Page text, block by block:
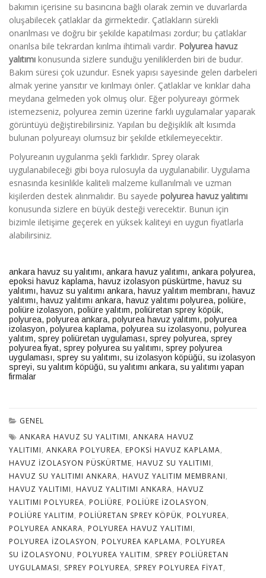
bakımın içerisine su basıncına bağlı olarak zemin ve duvarlarda
oluşabilecek çatlaklar da girmektedir. Çatlakların sürekli
onarılması ve doğru bir şekilde kapatılması zordur; bu çatlaklar
onarılsa bile tekrardan kırılma ihtimali vardır. Polyurea havuz
yalıtımı konusunda sizlere sunduğu yeniliklerden biri de budur.
Bakım süresi çok uzundur. Esnek yapısı sayesinde gelen darbeleri
almak yerine yansıtır ve kırılmayı önler. Çatlaklar ve kırıklar daha
meydana gelmeden yok olmuş olur. Eğer polyureayı görmek
istemezseniz, polyurea zemin üzerine farklı uygulamalar yaparak
görüntüyü değiştirebilirsiniz. Yapılan bu değişiklik alt kısımda
bulunan polyureayı olumsuz bir şekilde etkilemeyecektir.
Polyureanın uygulanma şekli farklıdır. Sprey olarak
uygulanabileceği gibi boya rulosuyla da uygulanabilir. Uygulama
esnasında kesinlikle kaliteli malzeme kullanılmalı ve uzman
kişilerden destek alınmalıdır. Bu sayede polyurea havuz yalıtımı
konusunda sizlere en büyük desteği verecektir. Bunun için
bizimle iletişime geçerek en yüksek kaliteyi en uygun fiyatlarla
alabilirsiniz.
ankara havuz su yalıtımı, ankara havuz yalıtımı, ankara polyurea,
epoksi havuz kaplama, havuz izolasyon püskürtme, havuz su
yalıtımı, havuz su yalıtımı ankara, havuz yalıtım membranı, havuz
yalıtımı, havuz yalıtımı ankara, havuz yalıtımı polyurea, poliüre,
poliüre izolasyon, poliüre yalıtım, poliüretan sprey köpük,
polyurea, polyurea ankara, polyurea havuz yalıtımı, polyurea
izolasyon, polyurea kaplama, polyurea su izolasyonu, polyurea
yalıtım, sprey poliüretan uygulaması, sprey polyurea, sprey
polyurea fiyat, sprey polyurea su yalıtımı, sprey polyurea
uygulaması, sprey su yalıtımı, su izolasyon köpüğü, su izolasyon
spreyi, su yalıtım köpüğü, su yalıtımı ankara, su yalıtımı yapan
firmalar
GENEL
ANKARA HAVUZ SU YALITIMI, ANKARA HAVUZ
YALITIMI, ANKARA POLYUREA, EPOKSI HAVUZ KAPLAMA,
HAVUZ IZOLASYON PÜSKÜRTME, HAVUZ SU YALITIMI,
HAVUZ SU YALITIMI ANKARA, HAVUZ YALITIM MEMBRANI,
HAVUZ YALITIMI, HAVUZ YALITIMI ANKARA, HAVUZ
YALITIMI POLYUREA, POLIÜRE, POLIÜRE IZOLASYON,
POLIÜRE YALITIM, POLIÜRETAN SPREY KÖPÜK, POLYUREA,
POLYUREA ANKARA, POLYUREA HAVUZ YALITIMI,
POLYUREA IZOLASYON, POLYUREA KAPLAMA, POLYUREA
SU IZOLASYONU, POLYUREA YALITIM, SPREY POLIÜRETAN
UYGULAMASI, SPREY POLYUREA, SPREY POLYUREA FIYAT,